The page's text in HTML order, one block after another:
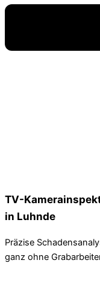
TV-
in Luhnde
Präzise
ganz ohne